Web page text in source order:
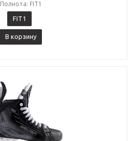
Полнота: FIT1
FIT1
В корзину